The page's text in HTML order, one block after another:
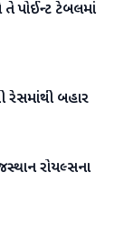
પોઈન્ટ ટેબલમાં
રેસમાંથી બહાર
રોયલ્સના